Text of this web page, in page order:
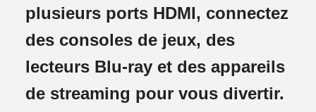
plusieurs ports HDMI, connectez
des consoles de jeux, des
lecteurs Blu-ray et des appareils
de streaming pour vous divertir.